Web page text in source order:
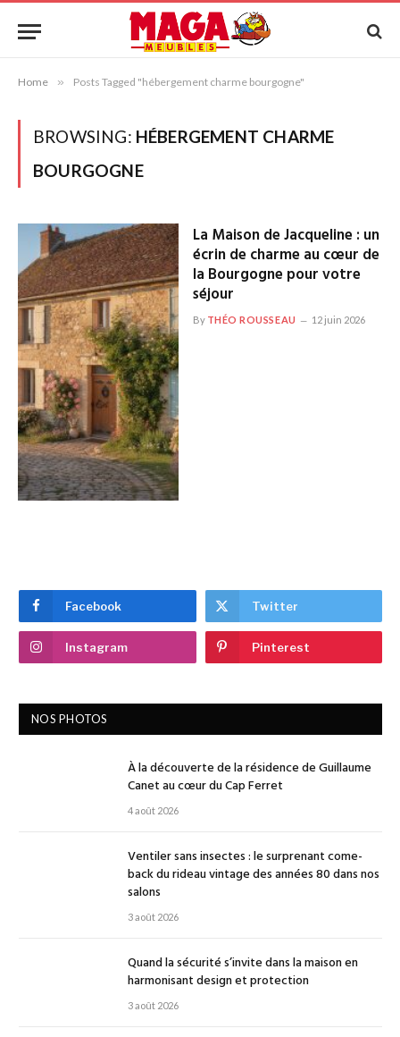
Home » Posts Tagged "hébergement charme bourgogne"
BROWSING: HÉBERGEMENT CHARME
BOURGOGNE
La Maison de Jacqueline : un
écrin de charme au cœur de
la Bourgogne pour votre
séjour
By THÉO ROUSSEAU 12 juin 2026
Facebook Twitter
Instagram Pinterest
NOS PHOTOS
À la découverte de la résidence de Guillaume
Canet au cœur du Cap Ferret
4 août 2026
Ventiler sans insectes : le surprenant come-
back du rideau vintage des années 80 dans nos
salons
3 août 2026
Quand la sécurité s’invite dans la maison en
harmonisant design et protection
3 août 2026